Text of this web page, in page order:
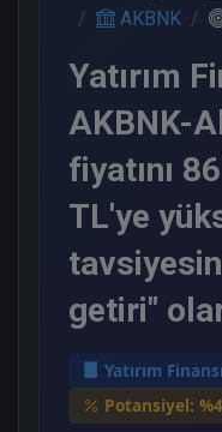
AKBNK
Yatırım
AKBNK-
fiyatını
TL'ye
getiri"
Yatırım
Potansiyel: